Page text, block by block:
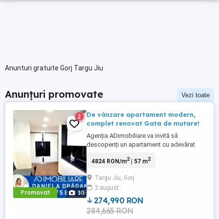
Anunturi gratuite Gorj Targu Jiu
Anunțuri promovate Vezi toate
Promovat 10
2
De vânzare apartament modern,
complet renovat Gata de mutare!
Agenția ADimobiliare va invită să
descoperiți un apartament cu adevărat
orașului Rovinari, pe strada Aleea Crinului.
etajul 4, impresionează prin stil,
funcționalitate și rafinament. Renovat
complet de la zero cu materiale ...
4824 RON/m2| 57 m2
Targu Jiu, Gorj
2 august
274,990 RON
284,665 RON